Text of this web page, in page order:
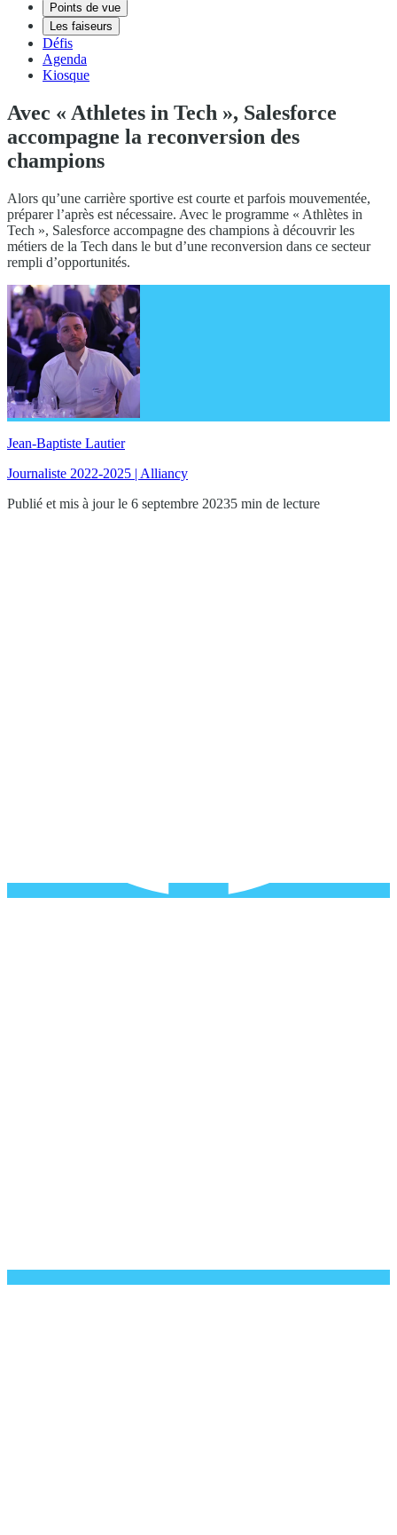
Points de vue
Les faiseurs
Défis
Agenda
Kiosque
Avec « Athletes in Tech », Salesforce
accompagne la reconversion des
champions
Alors qu’une carrière sportive est courte et parfois mouvementée,
préparer l’après est nécessaire. Avec le programme « Athlètes in
Tech », Salesforce accompagne des champions à découvrir les
métiers de la Tech dans le but d’une reconversion dans ce secteur
rempli d’opportunités.
Jean-Baptiste Lautier
Journaliste 2022-2025 | Alliancy
Publié et mis à jour le 6 septembre 20235 min de lecture